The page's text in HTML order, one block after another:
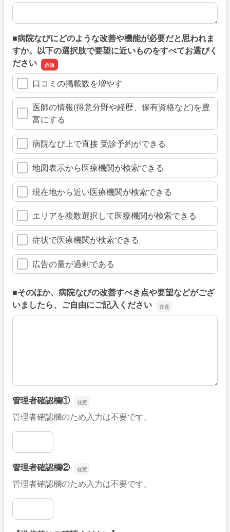
上記のように回答された具体的な理由があればご記入くだ
■病院なびにどのような改善や機能が必要だと思われま
すか。以下の選択肢で要望に近いものをすべてお選びく
ださい
口コミの掲載数を増やす
医師の情報(得意分野や経歴、保有資格など)を豊
富にする
病院なび上で直接 受診予約ができる
地図表示から医療機関が検索できる
現在地から近い医療機関が検索できる
エリアを複数選択して医療機関が検索できる
症状で医療機関が検索できる
広告の量が過剰である
■そのほか、病院なびの改善すべき点や要望などがござ
いましたら、ご自由にご記入ください
■そのほか、病院なびの改善すべき点や要望などがござい
管理者確認欄①
管理者確認欄のため入力は不要です。
管理者確認欄①
管理者確認欄②
管理者確認欄のため入力は不要です。
管理者確認欄②